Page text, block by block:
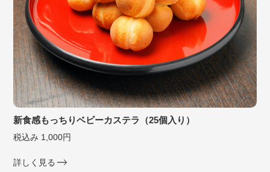
新食感もっちりベビーカステラ（25個入り）
税込み 1,000円
詳しく見る